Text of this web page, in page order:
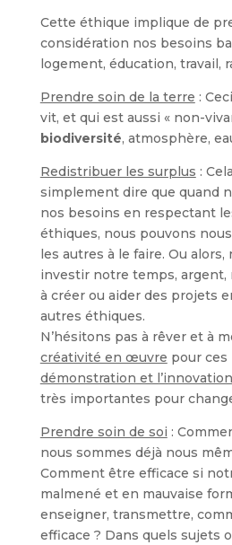
Cette éthique implique de
considération nos besoins
logement, éducation, travail,
Prendre soin de la terre :
vit, et qui est aussi « non-
biodiversité, atmosphère,
Redistribuer les surplus :
simplement dire que quand
nos besoins en respectant
éthiques, nous pouvons
les autres à le faire. Ou
investir notre temps, argent,
à créer ou aider des projets
autres éthiques.
N’hésitons pas à rêver et à
créativité en œuvre pour ces
démonstration et l’innovation
très importantes pour
Prendre soin de soi :
nous sommes déjà nous
Comment être efficace si
malmené et en mauvaise
enseigner, transmettre,
efficace ? Dans quels sujets